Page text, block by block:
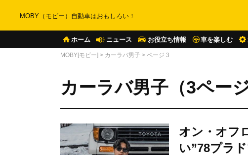
MOBY（モビー）自動車はおもしろい！
ホーム ニュース お役立ち情報 車を楽しむ
MOBY[モビー] > カーラバ男子 > ページ 3
カーラバ男子（3ページ
オン・オフ
い”78プラ